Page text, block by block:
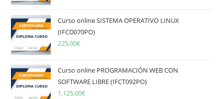
Curso online SISTEMA OPERATIVO LINUX
(IFCD070PO)
225,00€
Curso online PROGRAMACIÓN WEB CON
SOFTWARE LIBRE (IFCT092PO)
1.125,00€